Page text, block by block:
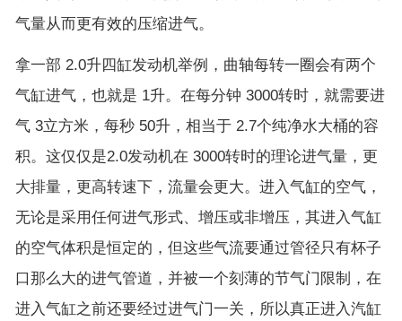
气量从而更有效的压缩进气。
拿一部 2.0升四缸发动机举例，曲轴每转一圈会有两个
气缸进气，也就是 1升。在每分钟 3000转时，就需要进
气 3立方米，每秒 50升，相当于 2.7个纯净水大桶的容
积。这仅仅是2.0发动机在 3000转时的理论进气量，更
大排量，更高转速下，流量会更大。进入气缸的空气，
无论是采用任何进气形式、增压或非增压，其进入气缸
的空气体积是恒定的，但这些气流要通过管径只有杯子
口那么大的进气管道，并被一个刻薄的节气门限制，在
进入气缸之前还要经过进气门一关，所以真正进入汽缸